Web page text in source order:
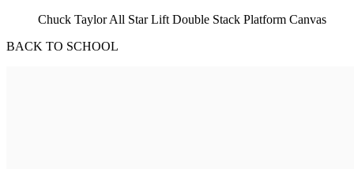
Chuck Taylor All Star Lift Double Stack Platform Canvas
BACK TO SCHOOL